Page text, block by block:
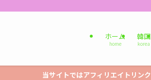
ホーム
home
韓国
korea
エイトリンクを使用している場合がございます。